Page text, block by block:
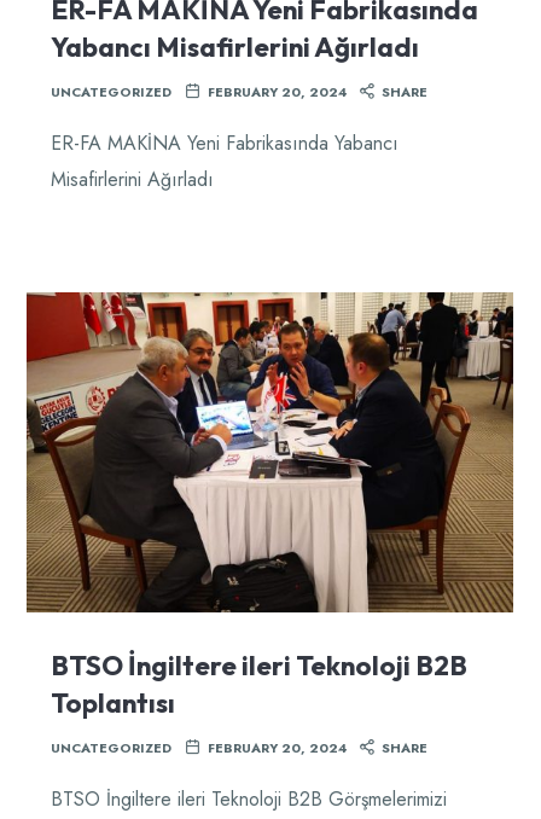
ER-FA MAKİNA Yeni Fabrikasında
Yabancı Misafirlerini Ağırladı
UNCATEGORIZED FEBRUARY 20, 2024 SHARE
ER-FA MAKİNA Yeni Fabrikasında Yabancı
Misafirlerini Ağırladı
BTSO İngiltere ileri Teknoloji B2B
Toplantısı
UNCATEGORIZED FEBRUARY 20, 2024 SHARE
BTSO İngiltere ileri Teknoloji B2B Görşmelerimizi